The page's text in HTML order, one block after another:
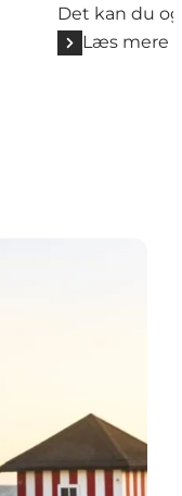
Det kan du
Læs mere